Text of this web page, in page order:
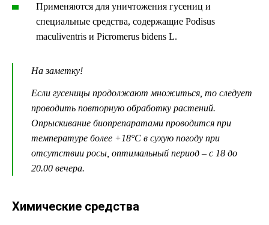
Применяются для уничтожения гусениц и
специальные средства, содержащие Podisus
maculiventris и Picromerus bidens L.
На заметку!
Если гусеницы продолжают множиться, то следует
проводить повторную обработку растений.
Опрыскивание биопрепаратами проводится при
температуре более +18°С в сухую погоду при
отсутствии росы, оптимальный период – с 18 до
20.00 вечера.
Химические средства